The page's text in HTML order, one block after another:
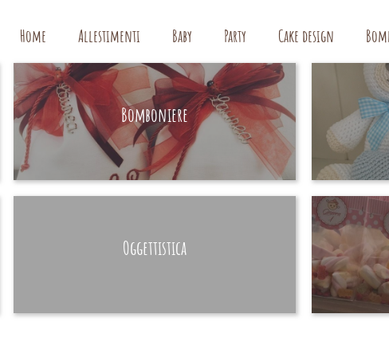
Home Allestimenti Baby Party Cake design
Bomboniere
HAND MADE
Oggettistica